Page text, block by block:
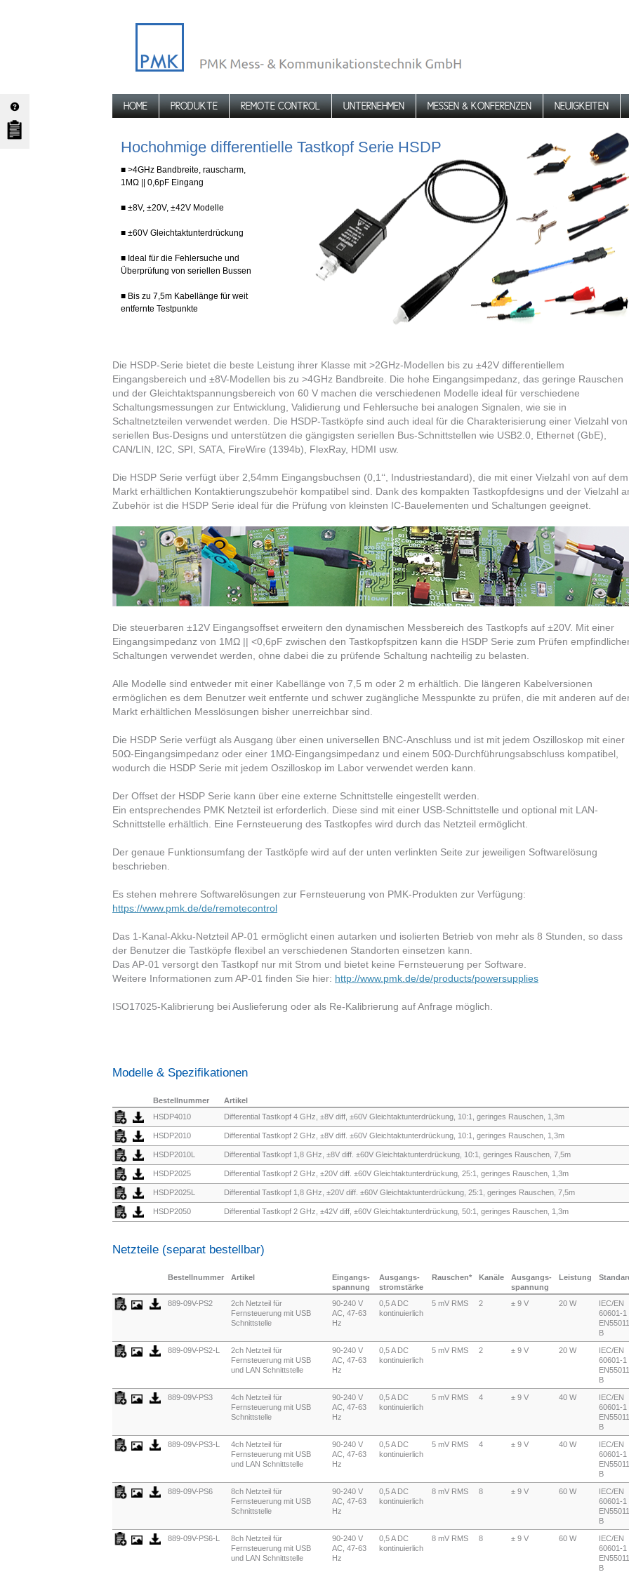
HOME PRODUKTE REMOTE CONTROL UNTERNEHMEN MESSEN & KONFERENZEN NEUIGKEITEN
Hochohmige differentielle Tastkopf Serie HSDP
■ >4GHz Bandbreite, rauscharm,
1MΩ || 0,6pF Eingang
■ ±8V, ±20V, ±42V Modelle
■ ±60V Gleichtaktunterdrückung
■ Ideal für die Fehlersuche und
Überprüfung von seriellen Bussen
■ Bis zu 7,5m Kabellänge für weit
entfernte Testpunkte
Die HSDP-Serie bietet die beste Leistung ihrer Klasse mit >2GHz-Modellen bis zu ±42V differentiellem
Eingangsbereich und ±8V-Modellen bis zu >4GHz Bandbreite. Die hohe Eingangsimpedanz, das geringe Rauschen
und der Gleichtaktspannungsbereich von 60 V machen die verschiedenen Modelle ideal für verschiedene
Schaltungsmessungen zur Entwicklung, Validierung und Fehlersuche bei analogen Signalen, wie sie in
Schaltnetzteilen verwendet werden. Die HSDP-Tastköpfe sind auch ideal für die Charakterisierung einer Vielzahl von
seriellen Bus-Designs und unterstützen die gängigsten seriellen Bus-Schnittstellen wie USB2.0, Ethernet (GbE),
CAN/LIN, I2C, SPI, SATA, FireWire (1394b), FlexRay, HDMI usw. ​
Die HSDP Serie verfügt über 2,54mm Eingangsbuchsen (0,1‘‘, Industriestandard), die mit einer Vielzahl von auf dem
Markt erhältlichen Kontaktierungszubehör kompatibel sind. Dank des kompakten Tastkopfdesigns und der Vielzahl
Zubehör ist die HSDP Serie ideal für die Prüfung von kleinsten IC-Bauelementen und Schaltungen geeignet.​
​Die steuerbaren ±12V Eingangsoffset erweitern den dynamischen Messbereich des Tastkopfs auf ±20V. Mit einer
Eingangsimpedanz von 1MΩ || <0,6pF zwischen den Tastkopfspitzen kann die HSDP Serie zum Prüfen
Schaltungen verwendet werden, ohne dabei die zu prüfende Schaltung nachteilig zu belasten.​
Alle Modelle sind entweder mit einer Kabellänge von 7,5 m oder 2 m erhältlich. Die längeren Kabelversionen
ermöglichen es dem Benutzer weit entfernte und schwer zugängliche Messpunkte zu prüfen, die mit anderen auf
Markt erhältlichen Messlösungen bisher unerreichbar sind. ​
Die HSDP Serie verfügt als Ausgang über einen universellen BNC-Anschluss und ist mit jedem Oszilloskop mit einer
50Ω-Eingangsimpedanz oder einer 1MΩ-Eingangsimpedanz und einem 50Ω-Durchführungsabschluss kompatibel,
wodurch die HSDP Serie mit jedem Oszilloskop im Labor verwendet werden kann.​
Der Offset der HSDP Serie kann über eine externe Schnittstelle eingestellt werden.
Ein entsprechendes PMK Netzteil ist erforderlich. Diese sind mit einer USB-Schnittstelle und optional mit LAN-
Schnittstelle erhältlich. Eine Fernsteuerung des Tastkopfes wird durch das Netzteil ermöglicht.
Der genaue Funktionsumfang der Tastköpfe wird auf der unten verlinkten Seite zur jeweiligen Softwarelösung
beschrieben.
Es stehen mehrere Softwarelösungen zur Fernsteuerung von PMK-Produkten zur Verfügung:
https://www.pmk.de/de/remotecontrol
​Das 1-Kanal-Akku-Netzteil AP-01 ermöglicht einen autarken und isolierten Betrieb von mehr als 8 Stunden, so dass
der Benutzer die Tastköpfe flexibel an verschiedenen Standorten einsetzen kann.
Das AP-01 versorgt den Tastkopf nur mit Strom und bietet keine Fernsteuerung per Software.​​
Weitere Informationen zum AP-01 finden Sie hier: http://www.pmk.de/de/products/powersupplies
ISO17025-Kalibrierung bei Auslieferung oder als Re-Kalibrierung auf Anfrage möglich. ​
Modelle & Spezifikationen
Bestellnummer
Artikel
HSDP4010
Differential Tastkopf 4 GHz, ±8V diff, ±60V Gleichtaktunterdrückung, 10:1, geringes Rauschen, 1,3m
HSDP2010 Differential Tastkopf 2 GHz, ±8V diff. ±60V Gleichtaktunterdrückung, 10:1, geringes Rauschen, 1,3m
HSDP2010L Differential Tastkopf 1,8 GHz, ±8V diff. ±60V Gleichtaktunterdrückung, 10:1, geringes Rauschen, 7,5m
HSDP2025 Differential Tastkopf 2 GHz, ±20V diff. ±60V Gleichtaktunterdrückung, 25:1, geringes Rauschen, 1,3m
HSDP2025L Differential Tastkopf 1,8 GHz, ±20V diff. ±60V Gleichtaktunterdrückung, 25:1, geringes Rauschen, 7,5m
HSDP2050 Differential Tastkopf 2 GHz, ±42V diff, ±60V Gleichtaktunterdrückung, 50:1, geringes Rauschen, 1,3m
Netzteile (separat bestellbar)
Bestellnummer Artikel
Eingangs-
spannung
Ausgangs-
stromstärke
Rauschen* Kanäle
Ausgangs-
spannung
Leistung
889-09V-PS2
2ch Netzteil für
Fernsteuerung mit USB
Schnittstelle
90-240 V
AC, 47-63
Hz
0,5 A DC
kontinuierlich
5 mV RMS 2 ± 9 V 20 W
IEC/EN
60601-1
B
889-09V-PS2-L
2ch Netzteil für
Fernsteuerung mit USB
und LAN Schnittstelle
90-240 V
AC, 47-63
Hz
0,5 A DC
kontinuierlich
5 mV RMS 2 ± 9 V 20 W
IEC/EN
60601-1
B
889-09V-PS3
4ch Netzteil für
Fernsteuerung mit USB
Schnittstelle
90-240 V
AC, 47-63
Hz
0,5 A DC
kontinuierlich
5 mV RMS 4 ± 9 V 40 W
IEC/EN
60601-1
B
889-09V-PS3-L
4ch Netzteil für
Fernsteuerung mit USB
und LAN Schnittstelle
90-240 V
AC, 47-63
Hz
0,5 A DC
kontinuierlich
5 mV RMS 4 ± 9 V 40 W
IEC/EN
60601-1
B
889-09V-PS6
8ch Netzteil für
Fernsteuerung mit USB
Schnittstelle
90-240 V
AC, 47-63
Hz
0,5 A DC
kontinuierlich
8 mV RMS 8 ± 9 V 60 W
IEC/EN
60601-1
B
889-09V-PS6-L
8ch Netzteil für
Fernsteuerung mit USB
und LAN Schnittstelle
90-240 V
AC, 47-63
Hz
0,5 A DC
kontinuierlich
8 mV RMS 8 ± 9 V 60 W
IEC/EN
60601-1
B